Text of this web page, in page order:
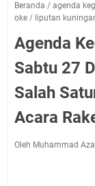
Beranda / agenda
oke / liputan
Agenda
Sabtu 27
Salah
Acara
Oleh Muhammad